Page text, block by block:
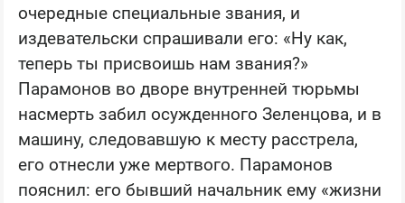
очередные специальные звания, и
издевательски спрашивали его: «Ну как,
теперь ты присвоишь нам звания?»
Парамонов во дворе внутренней тюрьмы
насмерть забил осужденного Зеленцова, и в
машину, следовавшую к месту расстрела,
его отнесли уже мертвого. Парамонов
пояснил: его бывший начальник ему «жизни